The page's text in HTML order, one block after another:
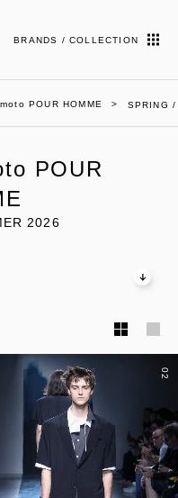
BRANDS / COLLECTION
POUR HOMME SPRING
POUR
2026
02